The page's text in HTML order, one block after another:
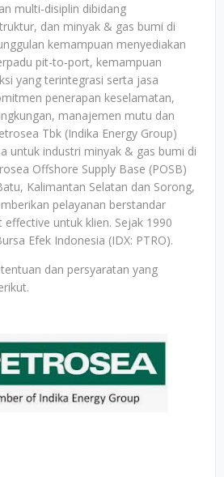
multi-disiplin dibidang
dan minyak & gas bumi di
kemampuan menyediakan
pit-to-port, kemampuan
yang terintegrasi serta jasa
penerapan keselamatan,
manajemen mutu dan
Tbk (Indika Energy Group)
untuk industri minyak & gas bumi di
Offshore Supply Base (POSB)
Kalimantan Selatan dan Sorong,
pelayanan berstandar
untuk klien. Sejak 1990
Efek Indonesia (IDX: PTRO).
dan persyaratan yang